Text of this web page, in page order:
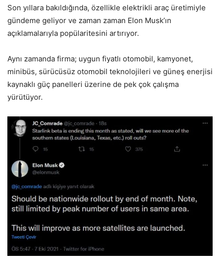
Son yıllara bakıldığında, özellikle elektrikli araç üretimiyle
gündeme geliyor ve zaman zaman Elon Musk’ın
açıklamalarıyla popülaritesini artırıyor.
Aynı zamanda firma; uygun fiyatlı otomobil, kamyonet,
minibüs, sürücüsüz otomobil teknolojileri ve güneş enerjisi
kaynaklı güç panelleri üzerine de pek çok çalışma
yürütüyor.